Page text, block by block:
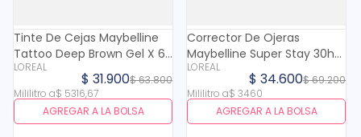
Tinte De Cejas Maybelline
Tattoo Deep Brown Gel X 6
Ml
LOREAL
$63.800
$ 31.900
Mililitro a$ 5316,67
AGREGAR A LA BOLSA
Corrector De Ojeras
Maybelline Super Stay 30h
N. 20 X 10 Ml
LOREAL
$69.200
$ 34.600
Mililitro a$ 3460
AGREGAR A LA BOLSA